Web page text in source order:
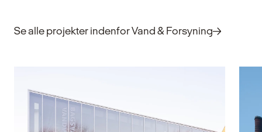
driftssikker og fremtidssikret.
Se alle projekter indenfor Vand & Forsyning